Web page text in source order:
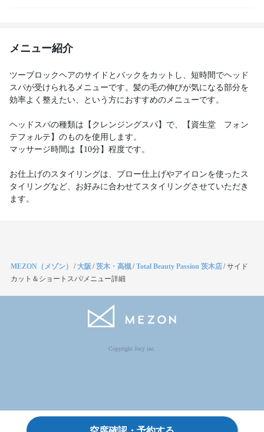
メニュー紹介
ツーブロックヘアのサイドとバックをカットし、短時間でヘッド
スパが受けられるメニューです。髪の毛の伸びが気になる部分を
効率よく整えたい、という方におすすめのメニューです。
ヘッドスパの種類は【クレンジングスパ】で、【資生堂 フォン
テフォルテ】のものを使用します。
マッサージ時間は【10分】程度です。
お仕上げのスタイリングは、ブロー仕上げやアイロンを使ったス
タイリングなど、お好みに合わせてスタイリングさせていただき
ます。
MEZON（メゾン） /大阪 /茨木・高槻/Total Beauty Passion 茨木店/サイド
カット＆ショートスパ/メニュー詳細
Copyright Jocy inc.